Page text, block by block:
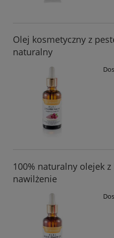
Olej kosmetyczny z
naturalny
100% naturalny olejek
nawilżenie